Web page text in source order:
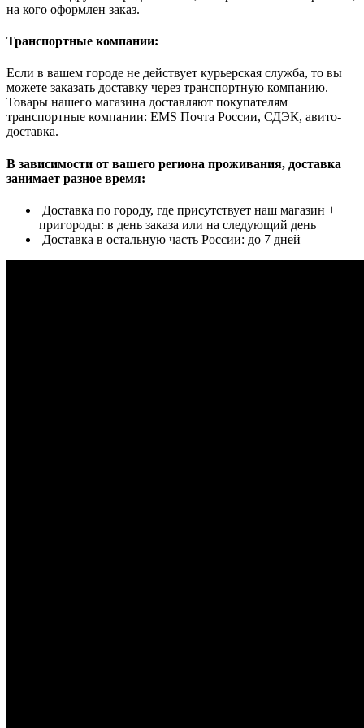
на кого оформлен заказ.
Транспортные компании:
Если в вашем городе не действует курьерская служба, то вы
можете заказать доставку через транспортную компанию.
Товары нашего магазина доставляют покупателям
транспортные компании: EMS Почта России, СДЭК, авито-
доставка.
В зависимости от вашего региона проживания, доставка
занимает разное время:
Доставка по городу, где присутствует наш магазин +
пригороды: в день заказа или на следующий день
Доставка в остальную часть России: до 7 дней